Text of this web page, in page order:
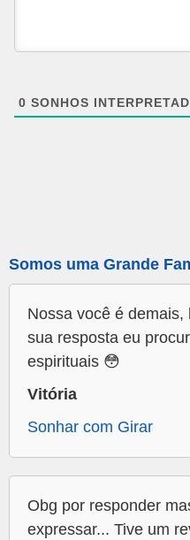
0 SONHOS
Somos uma Grande
Nossa você é
sua resposta eu
espirituais 😳
Vitória
Sonhar com Girar
Obg por responder
expressar... Tive um